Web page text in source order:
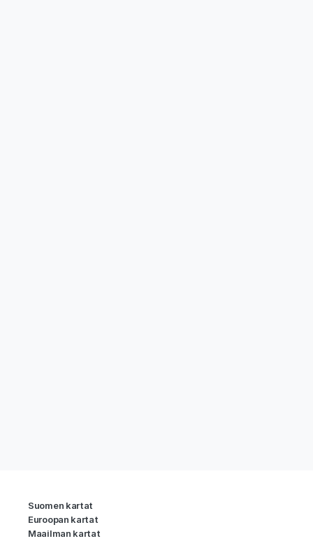
Suomen kartat
Euroopan kartat
Maailman kartat